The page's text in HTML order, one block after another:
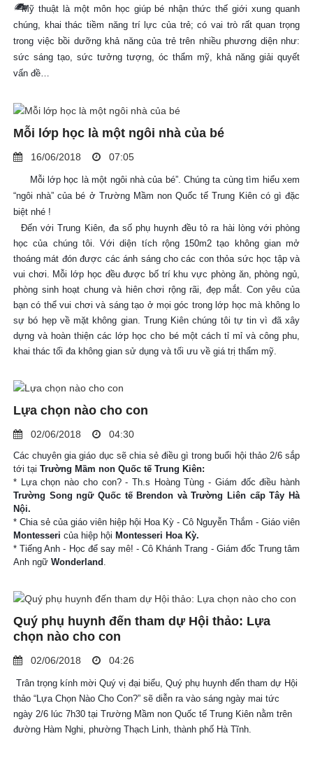
✍️
✍️
✍️
Mỹ thuật là một môn học giúp bé nhận thức thế giới xung quanh
chúng, khai thác tiềm năng trí lực của trẻ; có vai trò rất quan trọng
trong việc bồi dưỡng khả năng của trẻ trên nhiều phương diện như:
sức sáng tạo, sức tưởng tượng, óc thẩm mỹ, khả năng giải quyết
vấn đề…
Mỗi lớp học là một ngôi nhà của bé
16/06/2018 07:05
Mỗi lớp học là một ngôi nhà của bé”. Chúng ta cùng tìm hiểu xem
“ngôi nhà” của bé ở Trường Mầm non Quốc tế Trung Kiên có gì đặc
biệt nhé !
Đến với Trung Kiên, đa số phụ huynh đều tỏ ra hài lòng với phòng
học của chúng tôi. Với diện tích rộng 150m2 tạo không gian mở
thoáng mát đón được các ánh sáng cho các con thỏa sức học tập và
vui chơi. Mỗi lớp học đều được bố trí khu vực phòng ăn, phòng ngủ,
phòng sinh hoạt chung và hiên chơi rộng rãi, đẹp mắt. Con yêu của
bạn có thể vui chơi và sáng tạo ở mọi góc trong lớp học mà không lo
sự bó hẹp về mặt không gian. Trung Kiên chúng tôi tự tin vì đã xây
dựng và hoàn thiện các lớp học cho bé một cách tỉ mỉ và công phu,
khai thác tối đa không gian sử dụng và tối ưu về giá trị thẩm mỹ.
Lựa chọn nào cho con
02/06/2018 04:30
Các chuyên gia giáo dục sẽ chia sẻ điều gì trong buổi hội thảo 2/6 sắp
tới tại Trường Mầm non Quốc tế Trung Kiên:
* Lựa chọn nào cho con? - Th.s Hoàng Tùng - Giám đốc điều hành
Trường Song ngữ Quốc tế Brendon và Trường Liên cấp Tây Hà
Nội.
* Chia sẻ của giáo viên hiệp hội Hoa Kỳ - Cô Nguyễn Thắm - Giáo viên
Montesseri của hiệp hội Montesseri Hoa Kỳ.
* Tiếng Anh - Học để say mê! - Cô Khánh Trang - Giám đốc Trung tâm
Anh ngữ Wonderland .
Quý phụ huynh đến tham dự Hội thảo: Lựa
chọn nào cho con
02/06/2018 04:26
Trân trọng kính mời Quý vị đại biểu, Quý phụ huynh đến tham dự Hội
thảo “Lựa Chọn Nào Cho Con?” sẽ diễn ra vào sáng ngày mai tức
ngày 2/6 lúc 7h30 tại Trường Mầm non Quốc tế Trung Kiên nằm trên
đường Hàm Nghi, phường Thạch Linh, thành phố Hà Tĩnh.